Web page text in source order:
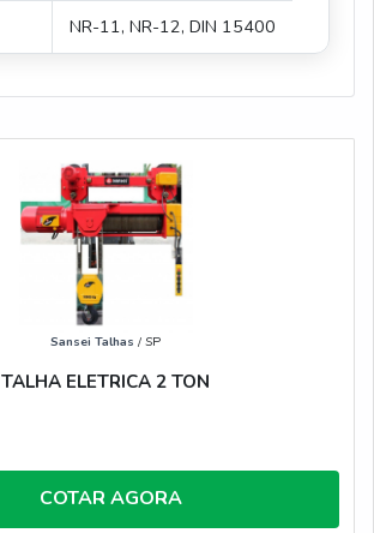
NR-11, NR-12, DIN 15400
Sansei Talhas / SP
TALHA ELETRICA 2 TON
COTAR AGORA